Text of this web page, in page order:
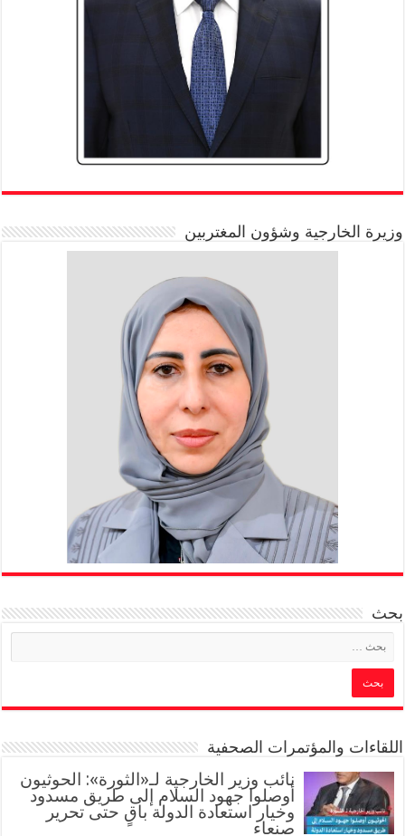
وزيرة الخارجية وشؤون المغتربين
بحث
اللقاءات والمؤتمرات الصحفية
‏نائب وزير الخارجية لـ«الثورة»: الحوثيون
أوصلوا جهود السلام إلى طريق مسدود
وخيار استعادة الدولة باقٍ حتى تحرير
صنعاء